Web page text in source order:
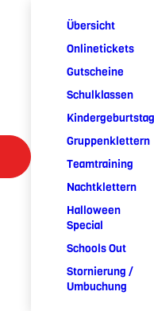
Übersicht
Onlinetickets
Gutscheine
Schulklassen
Kindergeburtstag
Gruppenklettern
Teamtraining
Nachtklettern
Halloween
Special
Schools Out
Stornierung /
Umbuchung